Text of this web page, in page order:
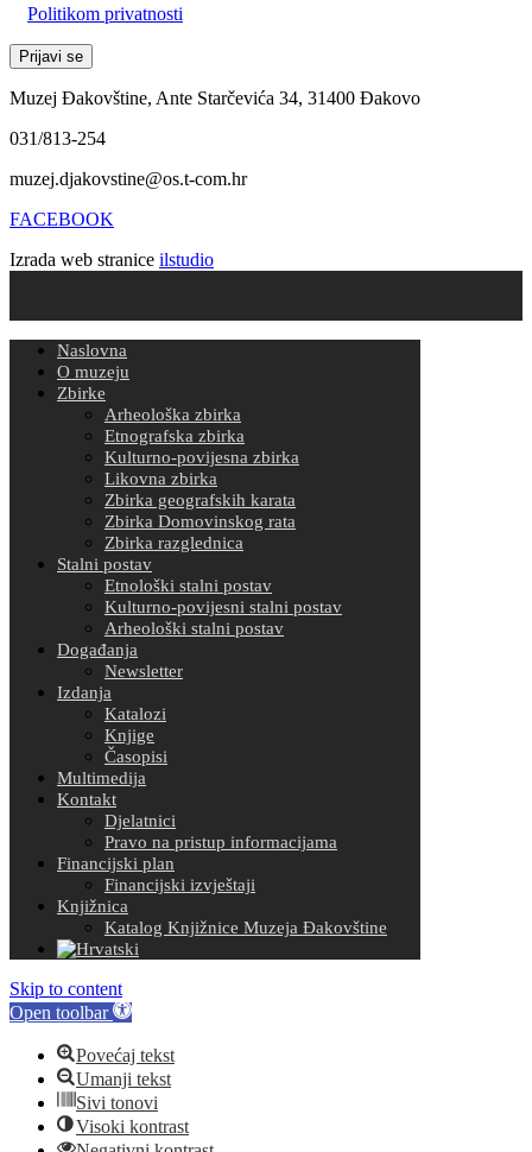
Politikom privatnosti
Muzej Đakovštine, Ante Starčevića 34, 31400 Đakovo
031/813-254
muzej.djakovstine@os.t-com.hr
FACEBOOK
Izrada web stranice ilstudio
Naslovna
O muzeju
Zbirke
Arheološka zbirka
Etnografska zbirka
Kulturno-povijesna zbirka
Likovna zbirka
Zbirka geografskih karata
Zbirka Domovinskog rata
Zbirka razglednica
Stalni postav
Etnološki stalni postav
Kulturno-povijesni stalni postav
Arheološki stalni postav
Događanja
Newsletter
Izdanja
Katalozi
Knjige
Časopisi
Multimedija
Kontakt
Djelatnici
Pravo na pristup informacijama
Financijski plan
Financijski izvještaji
Knjižnica
Katalog Knjižnice Muzeja Đakovštine
Skip to content
Open toolbar
Povećaj tekst
Umanji tekst
Sivi tonovi
Visoki kontrast